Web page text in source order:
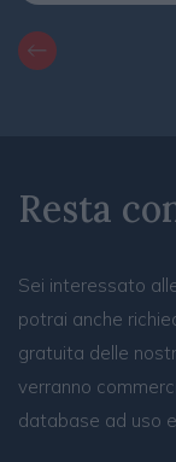
Resta
Sei interessato
potrai anche
gratuita delle
verranno
database ad uso